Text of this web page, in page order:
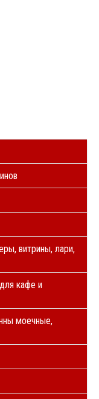
витрины, лари,
кафе и
моечные,